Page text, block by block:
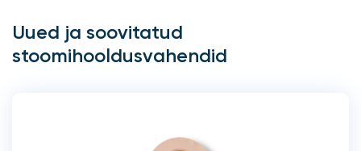
Uued ja soovitatud
stoomihooldusvahendid